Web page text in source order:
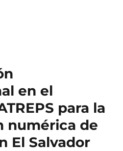
gradúan estudiantes de la
en el
para la
numérica de
El Salvador